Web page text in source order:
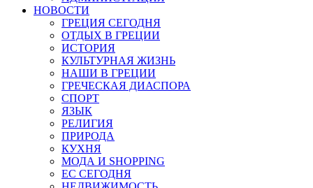
НОВОСТИ
ГРЕЦИЯ СЕГОДНЯ
ОТДЫХ В ГРЕЦИИ
ИСТОРИЯ
КУЛЬТУРНАЯ ЖИЗНЬ
НАШИ В ГРЕЦИИ
ГРЕЧЕСКАЯ ДИАСПОРА
СПОРТ
ЯЗЫК
РЕЛИГИЯ
ПРИРОДА
КУХНЯ
МОДА И SHOPPING
ЕС СЕГОДНЯ